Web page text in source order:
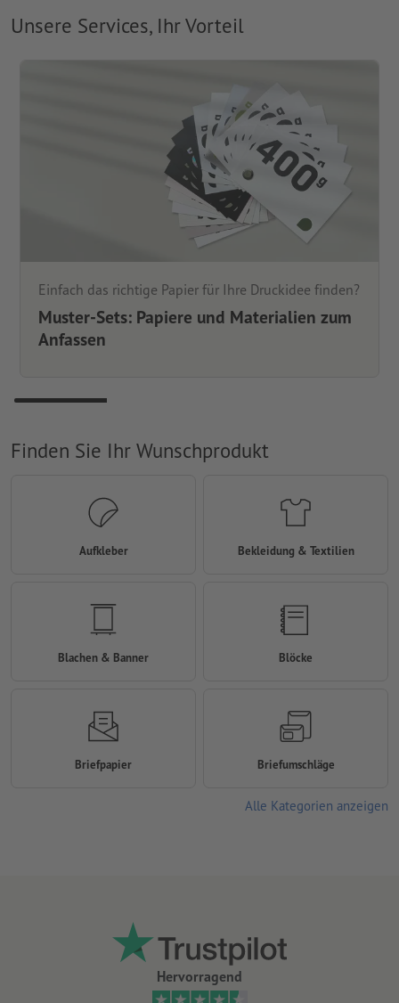
Unsere Services, Ihr Vorteil
Einfach das richtige Papier für Ihre Druckidee finden?
Muster-Sets: Papiere und Materialien zum
Anfassen
Hervorragend
Finden Sie Ihr Wunschprodukt
Aufkleber Bekleidung & Textilien
Blachen & Banner Blöcke
Briefpapier Briefumschläge
Alle Kategorien anzeigen